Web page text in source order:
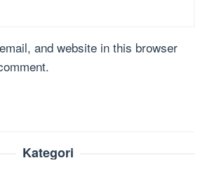
and website in this browser
Kategori